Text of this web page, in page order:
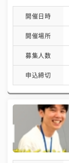
開催日時
開催場所
募集人数
申込締切